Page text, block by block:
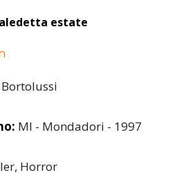
estate
MI - Mondadori - 1997
Horror